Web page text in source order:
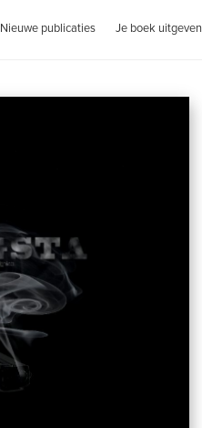
Nieuwe publicaties Je boek uitgeven